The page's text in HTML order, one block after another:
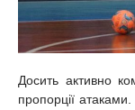
Досить активно
пропорції